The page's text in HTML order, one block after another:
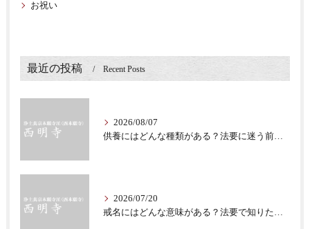
お祝い
最近の投稿 Recent Posts
2026/08/07
供養にはどんな種類がある？法要に迷う前に知る意味
2026/07/20
戒名にはどんな意味がある？法要で知りたい仏教の心